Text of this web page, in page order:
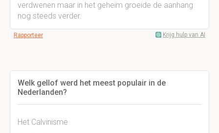
verdwenen maar in het geheim groeide de aanhang
nog steeds verder.
Rapporteer Krijg hulp van AI
Welk gellof werd het meest populair in de
Nederlanden?
Het Calvinisme